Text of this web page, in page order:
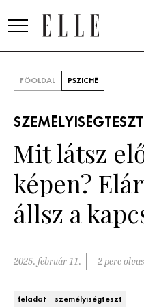
SZÉPSÉG
KULTÚRA
ÉLETMÓD
PÁRKAPCSOLAT
FŐOLDAL PSZICHÉ
SZEMÉLYISÉGTESZT
Mit látsz
képen?
állsz a
2025. február 11. 2 perc
feladat személyiségteszt